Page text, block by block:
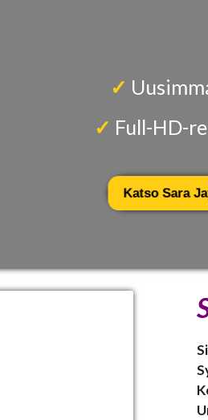
✓
✓ Full-HD-
Katso Sara